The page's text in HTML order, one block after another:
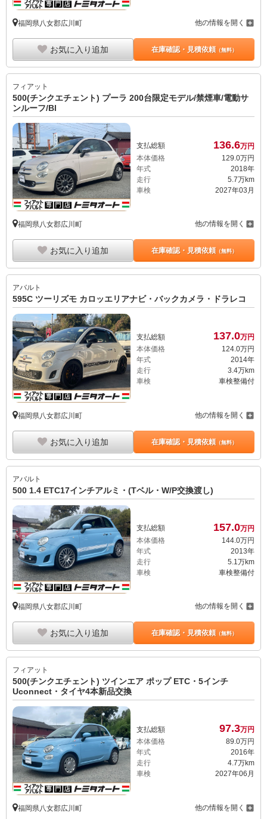
福岡県八女郡広川町 他の情報を開く
お気に入り追加 在庫確認・見積依頼（無料）
フィアット
500(チンクエチェント) プーラ 200台限定モデル/禁煙車/電動サ
ンルーフ/Bl
支払総額 136.6万円
本体価格
129. 0万円
年式
2018年
走行
5.7万km
車検
2027年03月
福岡県八女郡広川町 他の情報を開く
お気に入り追加 在庫確認・見積依頼（無料）
アバルト
595C ツーリズモ カロッエリアナビ・バックカメラ・ドラレコ
支払総額 137.0万円
本体価格
124.0万円
年式
2014年
走行
3.4万km
車検
車検整備付
福岡県八女郡広川町 他の情報を開く
お気に入り追加 在庫確認・見積依頼（無料）
アバルト
500 1.4 ETC17インチアルミ・(Tベル・W/P交換渡し)
支払総額 157.0万円
本体価格
144. 0万円
年式
2013年
走行
5.1万km
車検
車検整備付
福岡県八女郡広川町 他の情報を開く
お気に入り追加 在庫確認・見積依頼（無料）
フィアット
500(チンクエチェント) ツインエア ポップ ETC・5インチ
Uconnect・タイヤ4本新品交換
支払総額 97.3万円
本体価格
89.0万円
年式
2016年
走行
4.7万km
車検
2027年06月
福岡県八女郡広川町 他の情報を開く